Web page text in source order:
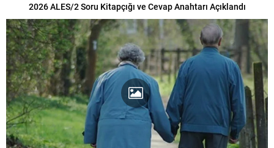
2026 ALES/2 Soru Kitapçığı ve Cevap Anahtarı Açıklandı